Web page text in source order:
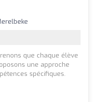
que chaque élève
une approche
spécifiques.